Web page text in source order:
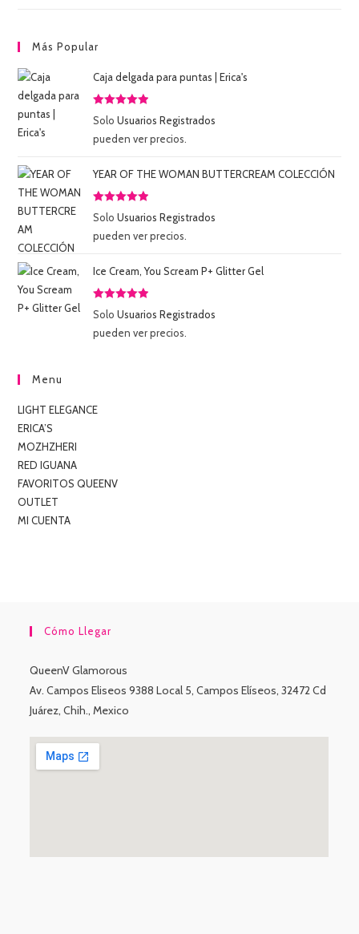
Más Popular
Caja delgada para puntas | Erica's
Valorado
5
SoloUsuarios Registrados
pueden ver precios.
YEAR OF THE WOMAN BUTTERCREAM COLECCIÓN
Valorado
5
SoloUsuarios Registrados
pueden ver precios.
Ice Cream, You Scream P+ Glitter Gel
Valorado
5
SoloUsuarios Registrados
pueden ver precios.
Menu
LIGHT ELEGANCE
ERICA’S
MOZHZHERI
RED IGUANA
FAVORITOS QUEENV
OUTLET
MI CUENTA
Cómo Llegar
QueenV Glamorous
Av. Campos Eliseos 9388 Local 5, Campos Elíseos, 32472 Cd
Juárez, Chih., Mexico